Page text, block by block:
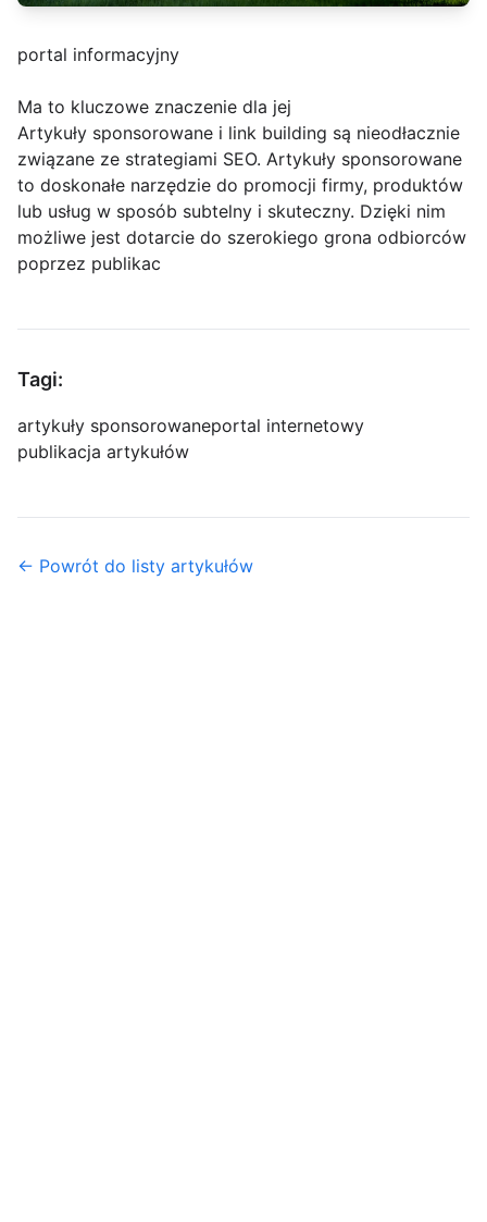
portal informacyjny
Ma to kluczowe znaczenie dla jej
Artykuły sponsorowane i link building są nieodłacznie
związane ze strategiami SEO. Artykuły sponsorowane
to doskonałe narzędzie do promocji firmy, produktów
lub usług w sposób subtelny i skuteczny. Dzięki nim
możliwe jest dotarcie do szerokiego grona odbiorców
poprzez publikac
Tagi:
artykuły sponsorowaneportal internetowy
publikacja artykułów
← Powrót do listy artykułów